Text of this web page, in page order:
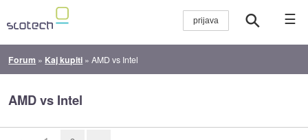
☰
Forum » Kaj kupiti »AMD vs Intel
AMD vs Intel